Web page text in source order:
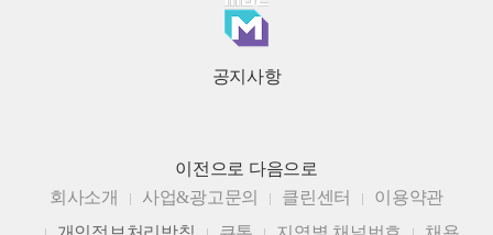
공지사항
이전으로 다음으로
회사소개
사업&광고문의 클린센터
이용약관